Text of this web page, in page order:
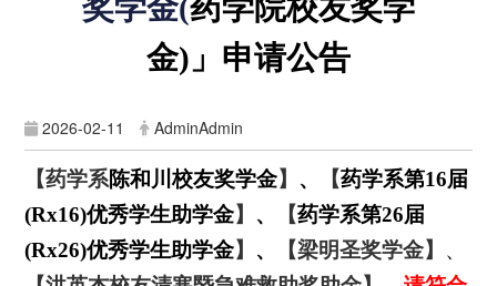
奖学金(药学院校友奖学
金) 」 申请公告
2026-02-11 AdminAdmin
【药学系陈和川校友奖学金】 、 【药学系第16届
(Rx16)优秀学生助学金】 、 【药学系第26届
(Rx26)优秀学生助学金】 、 【梁明圣奖学金】 、